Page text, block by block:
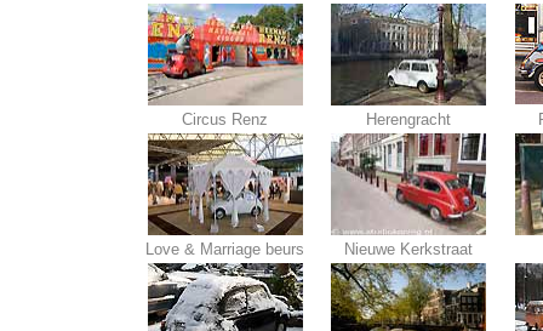
Circus Renz Herengracht
Love & Marriage beurs Nieuwe Kerkstraat